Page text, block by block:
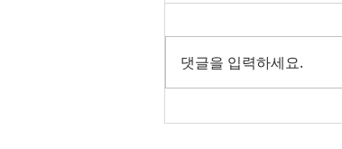
댓글을 입력하세요.